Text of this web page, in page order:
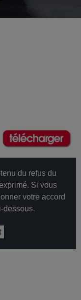
du refus du
Si vous
votre accord
dessous.